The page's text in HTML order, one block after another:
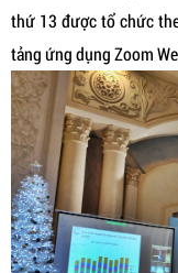
thứ 13 được tổ chức
tảng ứng dụng Zoom